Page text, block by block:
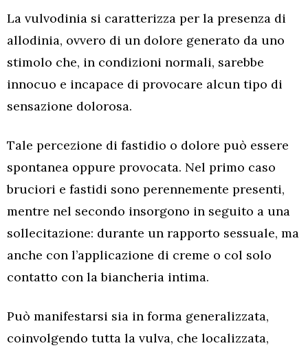
La vulvodinia si caratterizza per la presenza di
allodinia, ovvero di un dolore generato da uno
stimolo che, in condizioni normali, sarebbe
innocuo e incapace di provocare alcun tipo di
sensazione dolorosa.
Tale percezione di fastidio o dolore può essere
spontanea oppure provocata. Nel primo caso
bruciori e fastidi sono perennemente presenti,
mentre nel secondo insorgono in seguito a una
sollecitazione: durante un rapporto sessuale, ma
anche con l’applicazione di creme o col solo
contatto con la biancheria intima.
Può manifestarsi sia in forma generalizzata,
coinvolgendo tutta la vulva, che localizzata,